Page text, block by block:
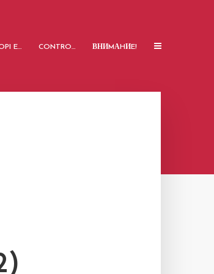
E… CONTRO… ВНИMАHИE!